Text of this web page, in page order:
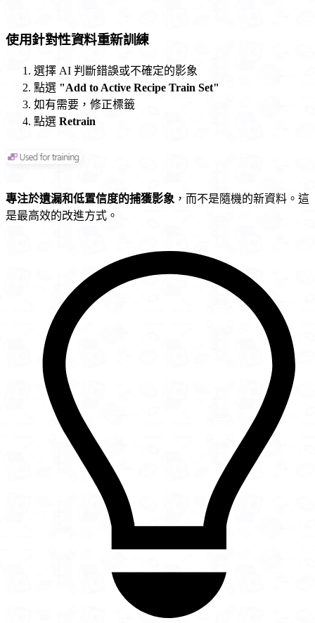
使用針對性資料重新訓練
選擇 AI 判斷錯誤或不確定的影象
點選 "Add to Active Recipe Train Set"
如有需要，修正標籤
點選 Retrain
專注於遺漏和低置信度的捕獲影象 ，而不是隨機的新資料。這
是最高效的改進方式。